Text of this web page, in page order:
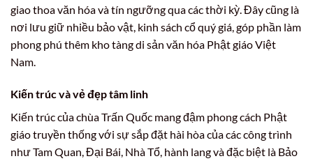
giao thoa văn hóa và tín ngưỡng qua các thời kỳ. Đây cũng là
nơi lưu giữ nhiều bảo vật, kinh sách cổ quý giá, góp phần làm
phong phú thêm kho tàng di sản văn hóa Phật giáo Việt
Nam.
Kiến trúc và vẻ đẹp tâm linh
Kiến trúc của chùa Trấn Quốc mang đậm phong cách Phật
giáo truyền thống với sự sắp đặt hài hòa của các công trình
như Tam Quan, Đại Bái, Nhà Tổ, hành lang và đặc biệt là Bảo